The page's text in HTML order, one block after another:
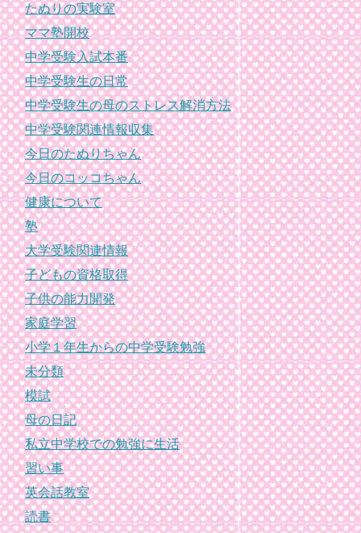
たぬりの実験室
ママ塾開校
中学受験入試本番
中学受験生の日常
中学受験生の母のストレス解消方法
中学受験関連情報収集
今日のたぬりちゃん
今日のコッコちゃん
健康について
塾
大学受験関連情報
子どもの資格取得
子供の能力開発
家庭学習
小学１年生からの中学受験勉強
未分類
模試
母の日記
私立中学校での勉強に生活
習い事
英会話教室
読書